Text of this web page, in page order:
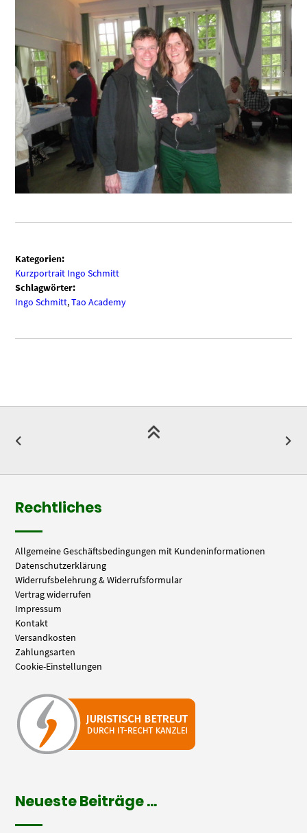
Kategorien:
Kurzportrait Ingo Schmitt
Schlagwörter:
Ingo Schmitt,Tao Academy
Rechtliches
Allgemeine Geschäftsbedingungen mit Kundeninformationen
Datenschutzerklärung
Widerrufsbelehrung & Widerrufsformular
Vertrag widerrufen
Impressum
Kontakt
Versandkosten
Zahlungsarten
Cookie-Einstellungen
Neueste Beiträge …